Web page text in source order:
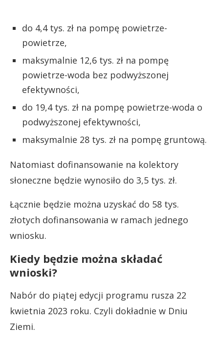
do 4,4 tys. zł na pompę powietrze-
powietrze,
maksymalnie 12,6 tys. zł na pompę
powietrze-woda bez podwyższonej
efektywności,
do 19,4 tys. zł na pompę powietrze-woda o
podwyższonej efektywności,
maksymalnie 28 tys. zł na pompę gruntową.
Natomiast dofinansowanie na kolektory
słoneczne będzie wynosiło do 3,5 tys. zł.
Łącznie będzie można uzyskać do 58 tys.
złotych dofinansowania w ramach jednego
wniosku.
Kiedy będzie można składać
wnioski?
Nabór do piątej edycji programu rusza 22
kwietnia 2023 roku. Czyli dokładnie w Dniu
Ziemi.